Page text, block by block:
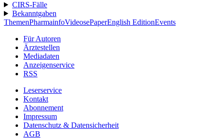
CIRS-Fälle
Bekanntgaben
ThemenPharmainfoVideosePaperEnglish EditionEvents
Für Autoren
Ärztestellen
Mediadaten
Anzeigenservice
RSS
Leserservice
Kontakt
Abonnement
Impressum
Datenschutz & Datensicherheit
AGB